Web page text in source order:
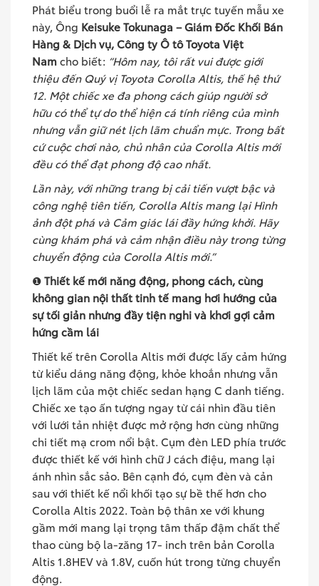
Phát biểu trong buổi lễ ra mắt trực tuyến mẫu xe
này, Ông Keisuke Tokunaga – Giám Đốc Khối Bán
Hàng & Dịch vụ, Công ty Ô tô Toyota Việt
Namcho biết: “Hôm nay, tôi rất vui được giới
thiệu đến Quý vị Toyota Corolla Altis, thế hệ thứ
12. Một chiếc xe đa phong cách giúp người sở
hữu có thể tự do thể hiện cá tính riêng của mình
nhưng vẫn giữ nét lịch lãm chuẩn mực. Trong bất
cứ cuộc chơi nào, chủ nhân của Corolla Altis mới
đều có thể đạt phong độ cao nhất.
Lần này, với những trang bị cải tiến vượt bậc và
công nghệ tiên tiến, Corolla Altis mang lại Hình
ảnh đột phá và Cảm giác lái đầy hứng khởi. Hãy
cùng khám phá và cảm nhận điều này trong từng
chuyển động của Corolla Altis mới.”
❶Thiết kế mới năng động, phong cách, cùng
không gian nội thất tinh tế mang hơi hướng của
sự tối giản nhưng đầy tiện nghi và khơi gợi cảm
hứng cầm lái
Thiết kế trên Corolla Altis mới được lấy cảm hứng
từ kiểu dáng năng động, khỏe khoắn nhưng vẫn
lịch lãm của một chiếc sedan hạng C danh tiếng.
Chiếc xe tạo ấn tượng ngay từ cái nhìn đầu tiên
với lưới tản nhiệt được mở rộng hơn cùng những
chi tiết mạ crom nổi bật. Cụm đèn LED phía trước
được thiết kế với hình chữ J cách điệu, mang lại
ánh nhìn sắc sảo. Bên cạnh đó, cụm đèn và cản
sau với thiết kế nổi khối tạo sự bề thế hơn cho
Corolla Altis 2022. Toàn bộ thân xe với khung
gầm mới mang lại trọng tâm thấp đậm chất thể
thao cùng bộ la-zăng 17- inch trên bản Corolla
Altis 1.8HEV và 1.8V, cuốn hút trong từng chuyển
động.